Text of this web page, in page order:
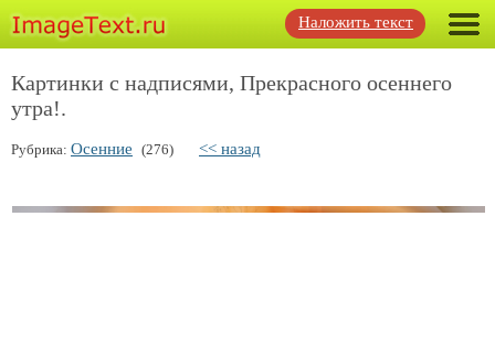
Наложить текст
Картинки с надписями, Прекрасного осеннего
утра!.
Рубрика: Осенние (276) << назад